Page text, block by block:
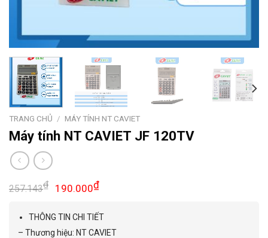
TRANG CHỦ / MÁY TÍNH NT CAVIET
Máy tính NT CAVIET JF 120TV
257.143₫ 190.000₫
THÔNG TIN CHI TIẾT
– Thương hiệu: NT CAVIET